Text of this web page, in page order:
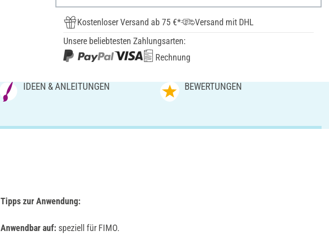
Kostenloser Versand ab 75 €*
Versand mit DHL
Unsere beliebtesten Zahlungsarten:
Rechnung
IDEEN & ANLEITUNGEN BEWERTUNGEN
Tipps zur Anwendung:
Anwendbar auf: speziell für FIMO.